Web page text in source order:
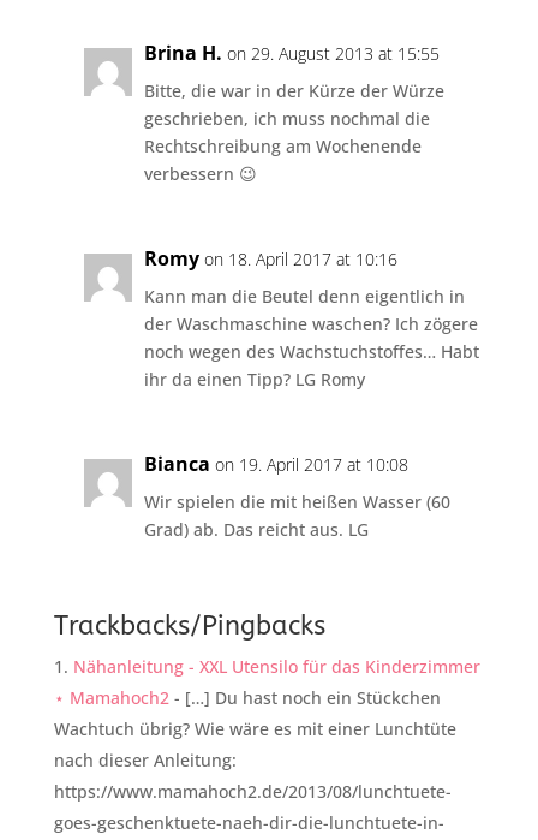
Brina H. on 29. August 2013 at 15:55
Bitte, die war in der Kürze der Würze
geschrieben, ich muss nochmal die
Rechtschreibung am Wochenende
verbessern 😉
Romy on 18. April 2017 at 10:16
Kann man die Beutel denn eigentlich in
der Waschmaschine waschen? Ich zögere
noch wegen des Wachstuchstoffes… Habt
ihr da einen Tipp? LG Romy
Bianca on 19. April 2017 at 10:08
Wir spielen die mit heißen Wasser (60
Grad) ab. Das reicht aus. LG
Trackbacks/Pingbacks
Nähanleitung - XXL Utensilo für das Kinderzimmer
⋆ Mamahoch2 - […] Du hast noch ein Stückchen
Wachtuch übrig? Wie wäre es mit einer Lunchtüte
nach dieser Anleitung:
https://www.mamahoch2.de/2013/08/lunchtuete-
goes-geschenktuete-naeh-dir-die-lunchtuete-in-